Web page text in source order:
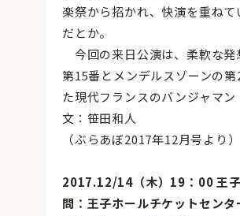
楽祭から招かれ、快演を重ね
だとか。
今回の来日公演は、柔軟な発
第15番とメンデルスゾーンの
た現代フランスのバンジャマ
文：笹田和人
（ぶらあぼ2017年12月号より）
2017.12/14（木）19：00 王
問：王子ホールチケットセン